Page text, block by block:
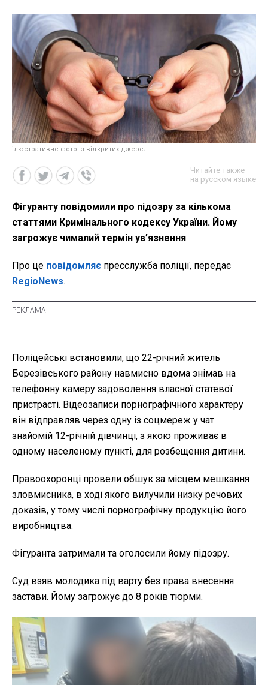
ілюстративне фото: з відкритих джерел
Читайте также
на русском языке
Фігуранту повідомили про підозру за кількома
статтями Кримінального кодексу України. Йому
загрожує чималий термін ув’язнення
Про це повідомляє пресслужба поліції, передає
RegioNews.
Поліцейські встановили, що 22-річний житель
Березівського району навмисно вдома знімав на
телефонну камеру задоволення власної статевої
пристрасті. Відеозаписи порнографічного характеру
він відправляв через одну із соцмереж у чат
знайомій 12-річній дівчинці, з якою проживає в
одному населеному пункті, для розбещення дитини.
Правоохоронці провели обшук за місцем мешкання
зловмисника, в ході якого вилучили низку речових
доказів, у тому числі порнографічну продукцію його
виробництва.
Фігуранта затримали та оголосили йому підозру.
Суд взяв молодика під варту без права внесення
застави. Йому загрожує до 8 років тюрми.